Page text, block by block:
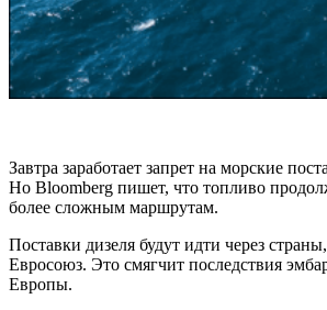
Завтра заработает запрет на морские
Но Bloomberg пишет, что топливо
более сложным маршрутам.
Поставки дизеля будут идти через
Евросоюз. Это смягчит последствия
Европы.